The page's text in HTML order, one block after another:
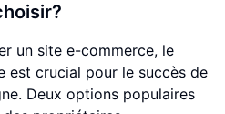
un site e-commerce, le
est crucial pour le succès de
Deux options populaires